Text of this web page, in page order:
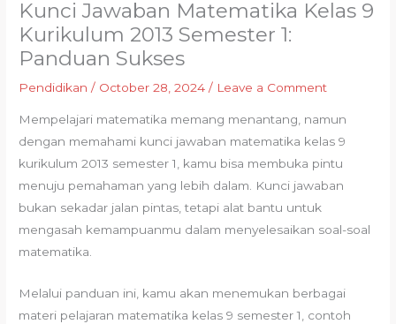
Kunci Jawaban Matematika Kelas 9
Kurikulum 2013 Semester 1:
Panduan Sukses
Pendidikan / October 28, 2024/ Leave a Comment
Mempelajari matematika memang menantang, namun
dengan memahami kunci jawaban matematika kelas 9
kurikulum 2013 semester 1, kamu bisa membuka pintu
menuju pemahaman yang lebih dalam. Kunci jawaban
bukan sekadar jalan pintas, tetapi alat bantu untuk
mengasah kemampuanmu dalam menyelesaikan soal-soal
matematika.
Melalui panduan ini, kamu akan menemukan berbagai
materi pelajaran matematika kelas 9 semester 1, contoh